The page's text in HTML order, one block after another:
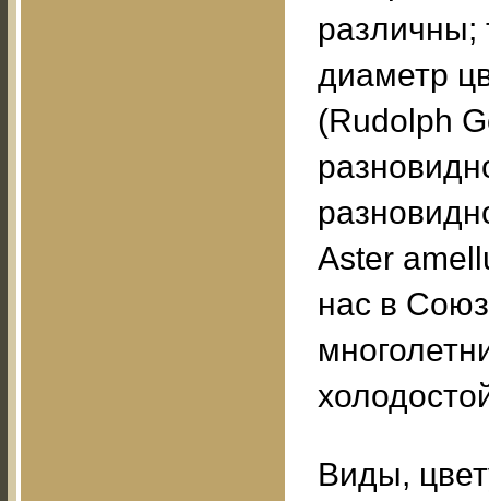
различны;
диаметр
(Rudolph
Aster
нас в
Виды,